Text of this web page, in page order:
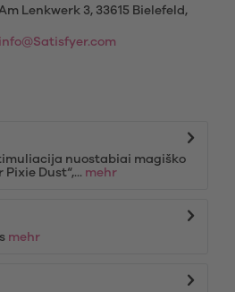
Lenkwerk 3, 33615 Bielefeld,
info@Satisfyer.com
nuostabiai magiško
Dust“,... mehr
mehr